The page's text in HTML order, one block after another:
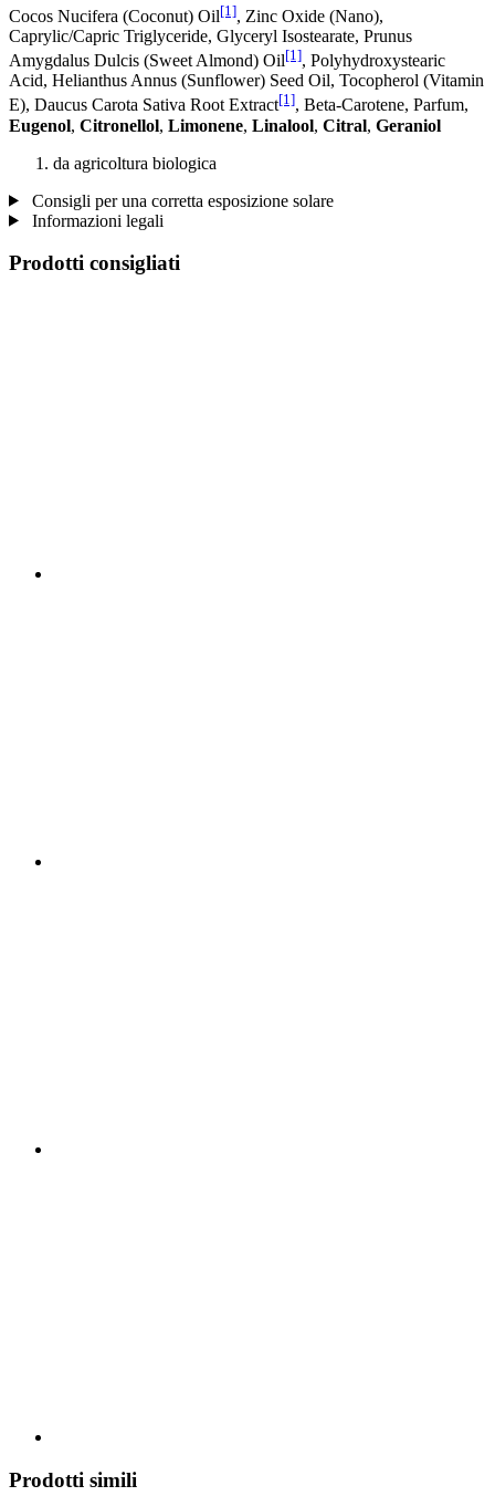
Cocos Nucifera (Coconut) Oil[1], Zinc Oxide (Nano),
Caprylic/Capric Triglyceride, Glyceryl Isostearate, Prunus
Amygdalus Dulcis (Sweet Almond) Oil[1], Polyhydroxystearic
Acid, Helianthus Annus (Sunflower) Seed Oil, Tocopherol (Vitamin
E), Daucus Carota Sativa Root Extract[1], Beta-Carotene, Parfum,
Eugenol, Citronellol, Limonene, Linalool, Citral, Geraniol
da agricoltura biologica
Consigli per una corretta esposizione solare
Informazioni legali
Prodotti consigliati
Prodotti simili